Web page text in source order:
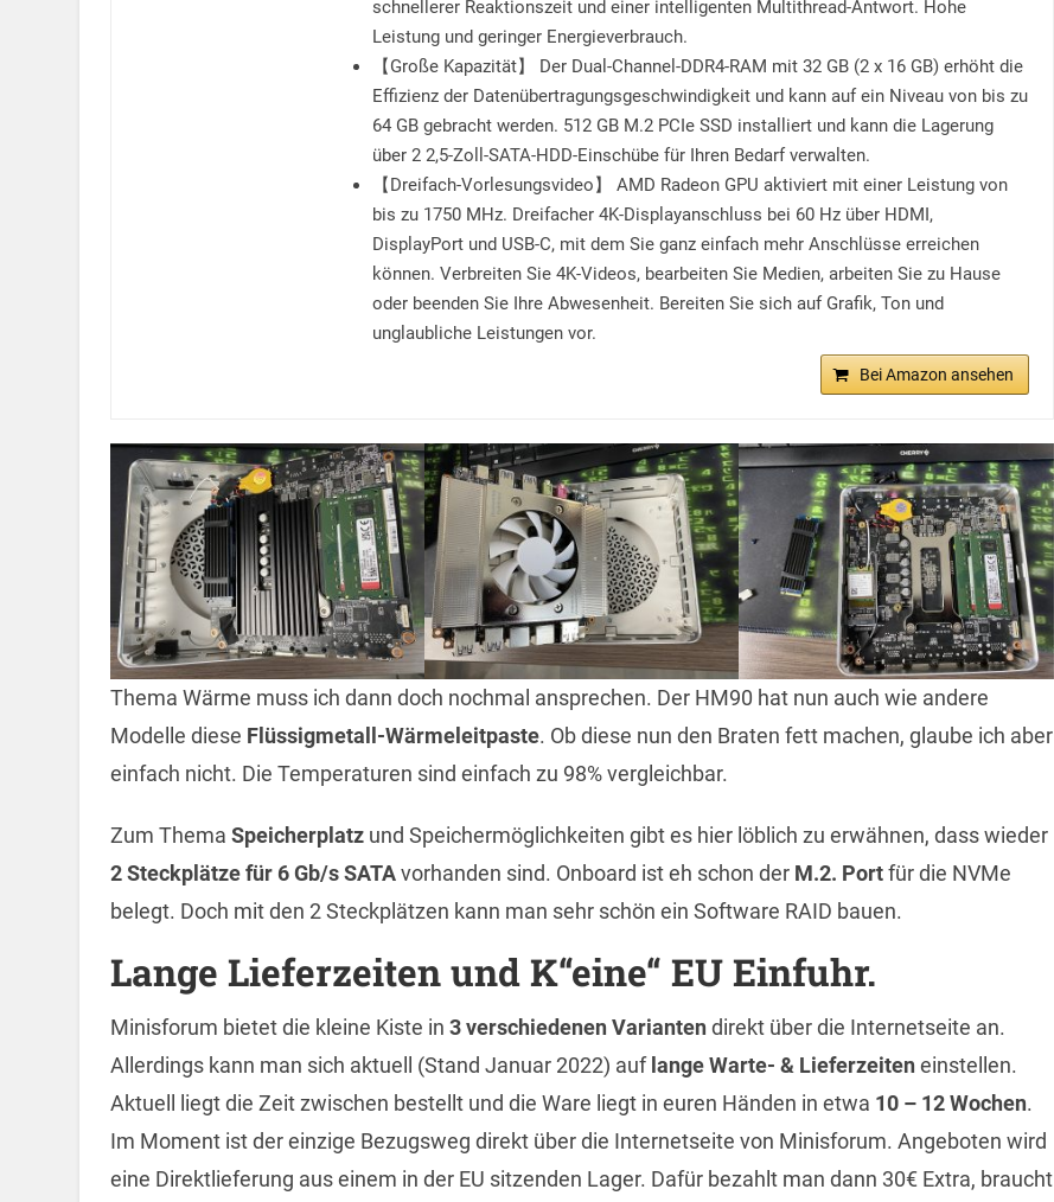
schnellerer Reaktionszeit und einer intelligenten Multithread-Antwort. Hohe
Leistung und geringer Energieverbrauch.
【Große Kapazität】 Der Dual-Channel-DDR4-RAM mit 32 GB (2 x 16 GB) erhöht die
Effizienz der Datenübertragungsgeschwindigkeit und kann auf ein Niveau von bis zu
64 GB gebracht werden. 512 GB M.2 PCIe SSD installiert und kann die Lagerung
über 2 2,5-Zoll-SATA-HDD-Einschübe für Ihren Bedarf verwalten.
【Dreifach-Vorlesungsvideo】 AMD Radeon GPU aktiviert mit einer Leistung von
bis zu 1750 MHz. Dreifacher 4K-Displayanschluss bei 60 Hz über HDMI,
DisplayPort und USB-C, mit dem Sie ganz einfach mehr Anschlüsse erreichen
können. Verbreiten Sie 4K-Videos, bearbeiten Sie Medien, arbeiten Sie zu Hause
oder beenden Sie Ihre Abwesenheit. Bereiten Sie sich auf Grafik, Ton und
unglaubliche Leistungen vor.
Bei Amazon ansehen
Thema Wärme muss ich dann doch nochmal ansprechen. Der HM90 hat nun auch wie andere
Modelle diese Flüssigmetall-Wärmeleitpaste. Ob diese nun den Braten fett machen, glaube ich aber
einfach nicht. Die Temperaturen sind einfach zu 98% vergleichbar.
Zum Thema Speicherplatz und Speichermöglichkeiten gibt es hier löblich zu erwähnen, dass wieder
2 Steckplätze für 6 Gb/s SATAvorhanden sind. Onboard ist eh schon der M.2. Portfür die NVMe
belegt. Doch mit den 2 Steckplätzen kann man sehr schön ein Software RAID bauen.
Lange Lieferzeiten und K“eine“ EU Einfuhr.
Minisforum bietet die kleine Kiste in 3 verschiedenen Variantendirekt über die Internetseite an.
Allerdings kann man sich aktuell (Stand Januar 2022) auflange Warte- & Lieferzeiteneinstellen.
Aktuell liegt die Zeit zwischen bestellt und die Ware liegt in euren Händen in etwa 10 – 12 Wochen.
Im Moment ist der einzige Bezugsweg direkt über die Internetseite von Minisforum. Angeboten wird
eine Direktlieferung aus einem in der EU sitzenden Lager. Dafür bezahlt man dann 30€ Extra, braucht